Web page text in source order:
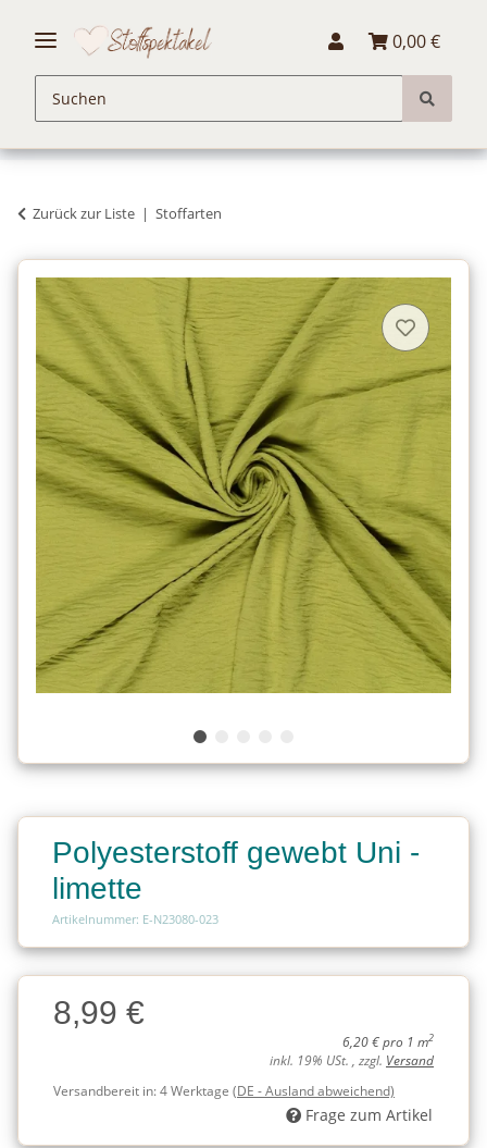
0,00 €
Zurück zur Liste Stoffarten
Polyesterstoff gewebt Uni -
limette
Artikelnummer: E-N23080-023
Charge
Charge8,99 €
6,20 € pro 1 m2
inkl. 19% USt. , zzgl. Versand
Versandbereit in:4 Werktage (DE - Ausland abweichend)
Frage zum Artikel